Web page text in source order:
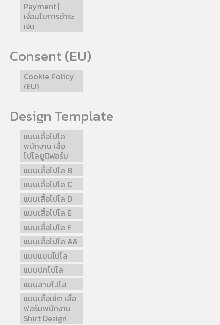
Payment |
เงื่อนไขการชำระ
เงิน
Consent (EU)
Cookie Policy
(EU)
Design Template
แบบเสื้อโปโล
พนักงาน เสื้อ
โปโลยูนิฟอร์ม
แบบเสื้อโปโล B
แบบเสื้อโปโล C
แบบเสื้อโปโล D
แบบเสื้อโปโล E
แบบเสื้อโปโล F
แบบเสื้อโปโล AA
แบบแขนโปโล
แบบปกโปโล
แบบสาบโปโล
แบบเสื้อเชิ้ต เสื้อ
ฟอร์มพนักงาน
Shirt Design